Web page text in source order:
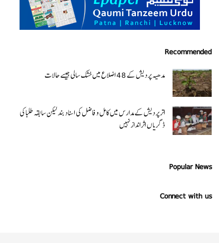
Recommended
مدھیہ پردیش کے 48 اضلاع میں خشک سالی جیسے حالات
اتر پردیش کےمدارس میں کامل و فاضل کی اسناد بند لیکن سابقہ طلبا کی
ڈگریا ں اثرانداز نہیں
Popular News
Connect with us